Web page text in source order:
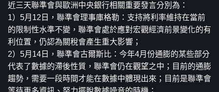
近三天聯準會與歐洲中央銀行相關重要發言分別為：
1）5月12日，聯準會理事庫格勒：支持將利率維持在當前
的限制性水準不變，聯準會處於應對宏觀經濟前景變化的有
利位置，仍認為關稅會產生重大影響；
2）5月14日，聯準會古爾斯比：今年4月份通膨的某些部分
代表了數據的滯後性質，聯準會仍在觀望之中；目前的通膨
趨勢，需要一段時間才能在數據中體現出來；目前是聯準會